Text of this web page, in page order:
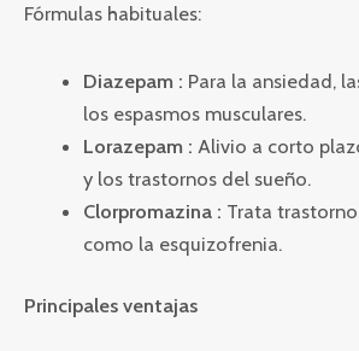
Fórmulas habituales:
Diazepam : Para la ansiedad,
los espasmos musculares.
Lorazepam : Alivio a corto
y los trastornos del sueño.
Clorpromazina : Trata
como la esquizofrenia.
Principales ventajas